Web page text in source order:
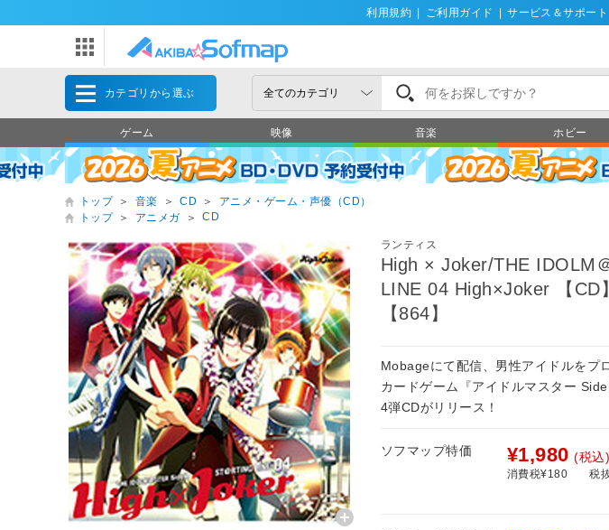
利用規約 ご利用ガイド サービス＆サポート
カテゴリから選ぶ
ゲーム 映像 音楽 ホビー
トップ ＞ 音楽 ＞ CD ＞
アニメ・ゲーム・声優（CD）
トップ
＞ アニメガ ＞ CD
ランティス
High × Joker/THE IDOLM
LINE 04 High×Joker 【CD
【864】
Mobageにて配信、男性アイドルをプ
カードゲーム『アイドルマスター
4弾CDがリリース！
ソフマップ特価 ¥1,980 (税込)
消費税¥180 税